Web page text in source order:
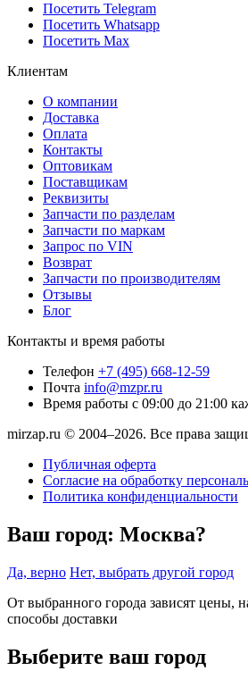
Посетить Telegram
Посетить Whatsapp
Посетить Max
Клиентам
О компании
Доставка
Оплата
Контакты
Оптовикам
Поставщикам
Реквизиты
Запчасти по разделам
Запчасти по маркам
Запрос по VIN
Возврат
Запчасти по производителям
Отзывы
Блог
Контакты и время работы
Телефон +7 (495) 668-12-59
Почта info@mzpr.ru
Время работы с 09:00 до 21:00
mirzap.ru © 2004–2026. Все права
Публичная оферта
Согласие на обработку
Политика конфиденциальности
Ваш город: Москва?
Да, верно Нет, выбрать другой город
От выбранного города зависят цены,
способы доставки
Выберите ваш город